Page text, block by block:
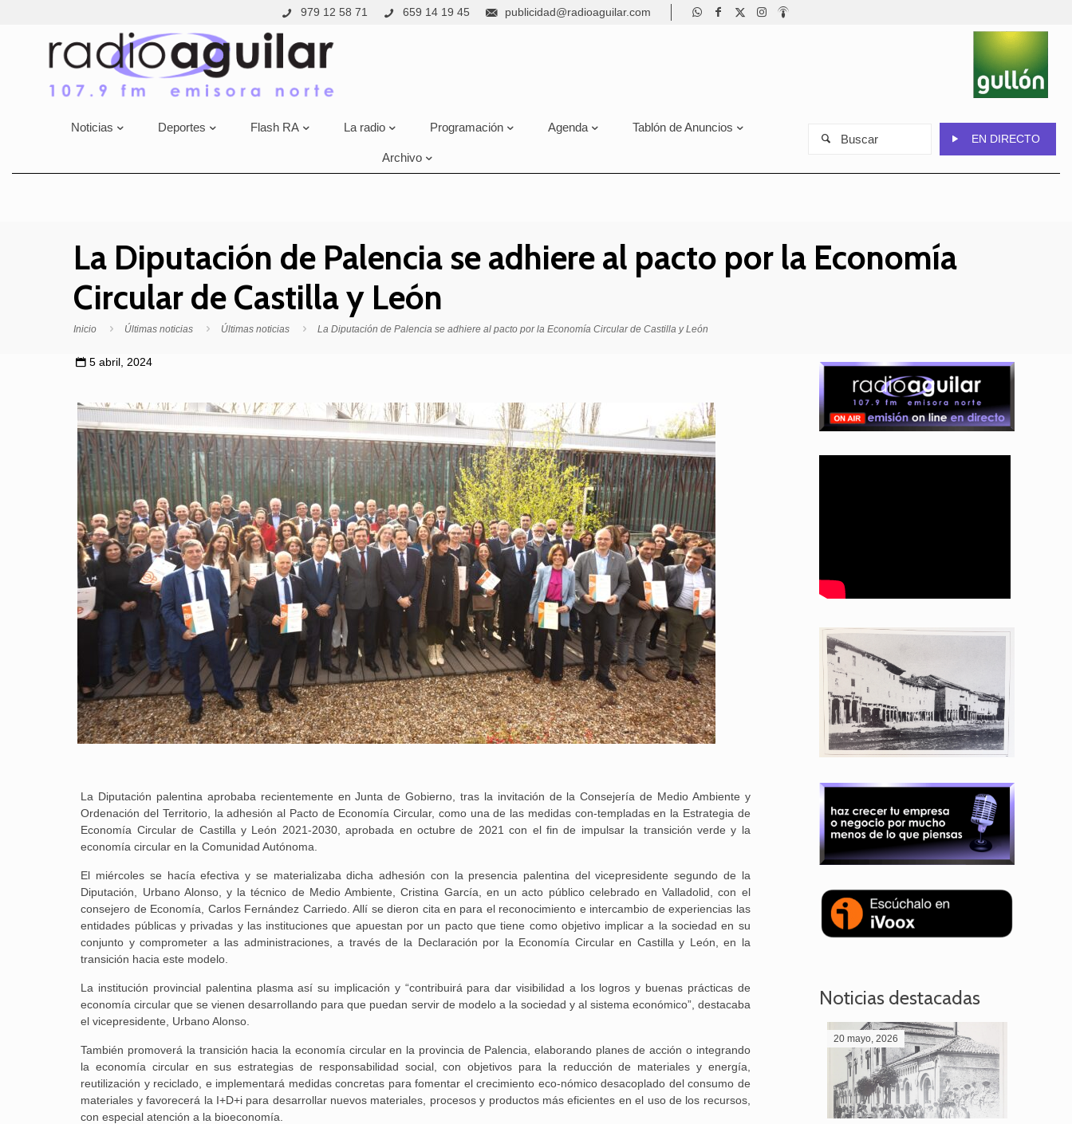
979 12 58 71 659 14 19 45 publicidad@radioaguilar.com
Noticias Deportes Flash RA La radio Programación Agenda Tablón de Anuncios
Archivo
EN DIRECTO
La Diputación de Palencia se adhiere al pacto por la Economía
Circular de Castilla y León
Inicio Últimas noticias Últimas noticias La Diputación de Palencia se adhiere al pacto por la Economía Circular de Castilla y León
5 abril, 2024
La Diputación palentina aprobaba recientemente en Junta de Gobierno, tras la invitación de la Consejería de Medio Ambiente y
Ordenación del Territorio, la adhesión al Pacto de Economía Circular, como una de las medidas con-templadas en la Estrategia de
Economía Circular de Castilla y León 2021-2030, aprobada en octubre de 2021 con el fin de impulsar la transición verde y la
economía circular en la Comunidad Autónoma.
El miércoles se hacía efectiva y se materializaba dicha adhesión con la presencia palentina del vicepresidente segundo de la
Diputación, Urbano Alonso, y la técnico de Medio Ambiente, Cristina García, en un acto público celebrado en Valladolid, con el
consejero de Economía, Carlos Fernández Carriedo. Allí se dieron cita en para el reconocimiento e intercambio de experiencias las
entidades públicas y privadas y las instituciones que apuestan por un pacto que tiene como objetivo implicar a la sociedad en su
conjunto y comprometer a las administraciones, a través de la Declaración por la Economía Circular en Castilla y León, en la
transición hacia este modelo.
La institución provincial palentina plasma así su implicación y “contribuirá para dar visibilidad a los logros y buenas prácticas de
economía circular que se vienen desarrollando para que puedan servir de modelo a la sociedad y al sistema económico”, destacaba
el vicepresidente, Urbano Alonso.
También promoverá la transición hacia la economía circular en la provincia de Palencia, elaborando planes de acción o integrando
la economía circular en sus estrategias de responsabilidad social, con objetivos para la reducción de materiales y energía,
reutilización y reciclado, e implementará medidas concretas para fomentar el crecimiento eco-nómico desacoplado del consumo de
materiales y favorecerá la I+D+i para desarrollar nuevos materiales, procesos y productos más eficientes en el uso de los recursos,
con especial atención a la bioeconomía.
Noticias destacadas
20 mayo, 2026